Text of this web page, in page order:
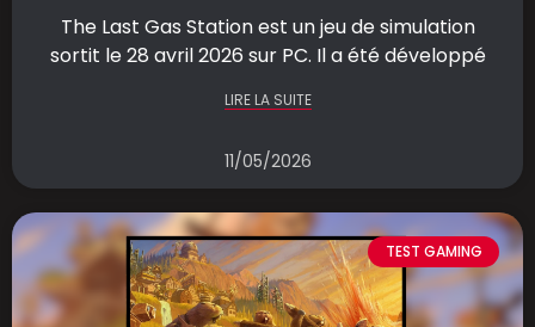
The Last Gas Station est un jeu de simulation
sortit le 28 avril 2026 sur PC. Il a été développé
LIRE LA SUITE
11/05/2026
TEST GAMING